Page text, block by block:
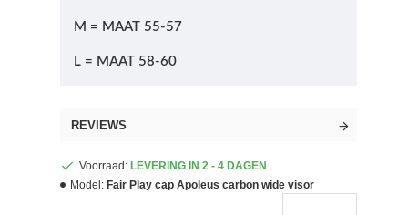
M = MAAT 55-57
L = MAAT 58-60
REVIEWS
Voorraad: LEVERING IN 2 - 4 DAGEN
Model: Fair Play cap Apoleus carbon wide visor